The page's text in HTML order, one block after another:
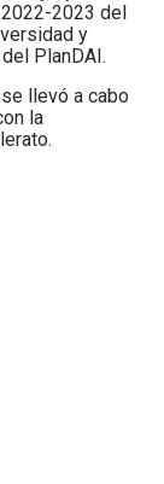
2023 del
y
PlanDAI.
llevó a cabo
la
.